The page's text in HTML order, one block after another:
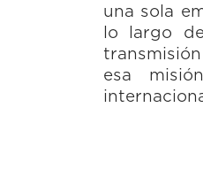
una sola
lo largo
esa